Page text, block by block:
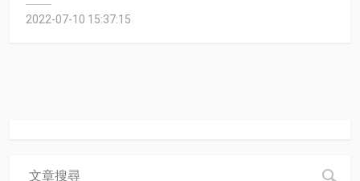
2022-07-10 15:37:15
性都有限，容易有氧化現象，擁有基礎潤滑功能，足以應
付一般道路駕駛，是便宜經濟的油品選擇。